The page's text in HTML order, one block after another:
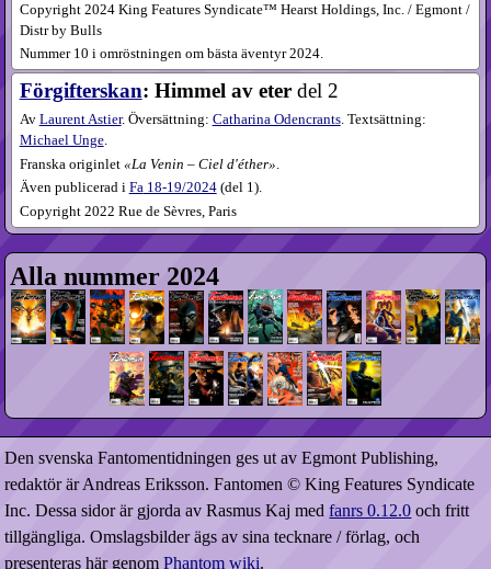
Copyright 2024 King Features Syndicate™ Hearst Holdings, Inc. / Egmont /
Distr by Bulls
Nummer 10 i omröstningen om bästa äventyr 2024.
Förgifterskan: Himmel av eter del 2
Av Laurent Astier. Översättning: Catharina Odencrants. Textsättning:
Michael Unge.
Franska originlet
La Venin – Ciel d'éther
Även publicerad i Fa18-19​/2024(del 1).
Copyright 2022 Rue de Sèvres, Paris
Alla nummer 2024
Den svenska Fantomentidningen ges ut av Egmont Publishing,
redaktör är Andreas Eriksson. Fantomen © King Features Syndicate
Inc. Dessa sidor är gjorda av Rasmus Kaj medfanrs 0.12.0 och fritt
tillgängliga. Omslagsbilder ägs av sina tecknare / förlag, och
presenteras här genomPhantom wiki.